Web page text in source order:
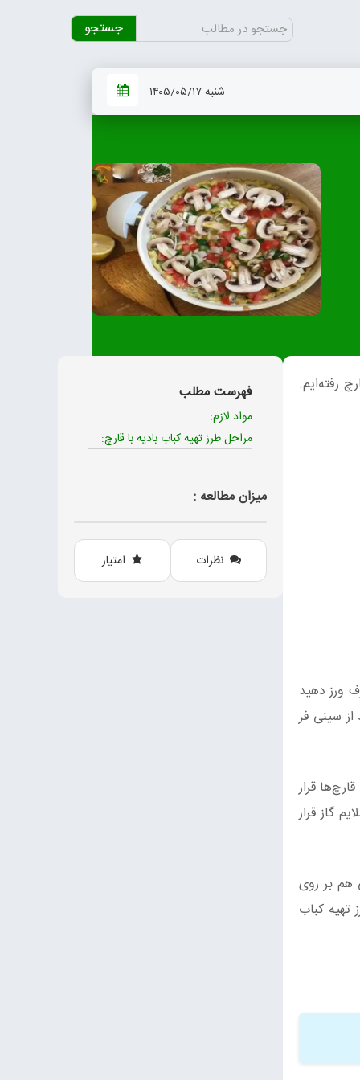
جستجو
برای:
شنبه ۱۴۰۵/۰۵/۱۷
رفته‌ایم.
ورز دهید
سینی فر
قرار
مدت 20 تا 30 دقیقه روی شعله ملایم گاز قرار
هم بر روی
تهیه کباب
فهرست مطلب
مواد لازم:
مراحل طرز تهیه کباب بادیه با قارچ:
میزان مطالعه :
نظرات امتیاز